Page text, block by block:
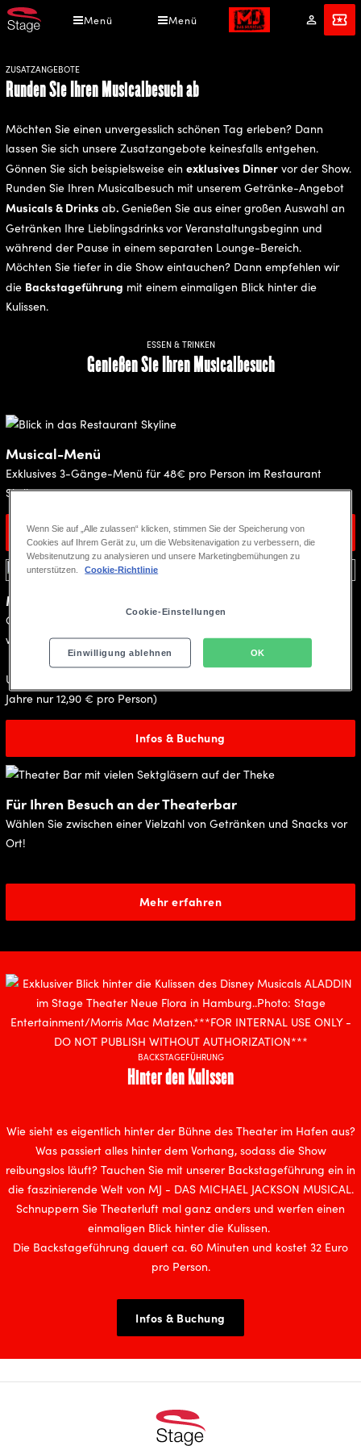
Direkt
zum
Menü Menü
Mein
Konto
Tickets
ZUSATZANGEBOTE
Runden Sie Ihren Musicalbesuch ab
Möchten Sie einen unvergesslich schönen Tag erleben? Dann
lassen Sie sich unsere Zusatzangebote keinesfalls entgehen.
Gönnen Sie sich beispielsweise ein exklusives Dinner vor der Show.
Runden Sie Ihren Musicalbesuch mit unserem Getränke-Angebot
Musicals & Drinks ab. Genießen Sie aus einer großen Auswahl an
Getränken Ihre Lieblingsdrinksvor Veranstaltungsbeginn und
während der Pause in einem separaten Lounge-Bereich.
Möchten Sie tiefer in die Show eintauchen? Dann empfehlen wir
die Backstageführung mit einem einmaligen Blick hinter die
Kulissen.
ESSEN & TRINKEN
Genießen Sie Ihren Musicalbesuch
Musical-Menü
Exklusives 3-Gänge-Menü für 48€ pro Person im Restaurant
Skyline
Mehr erfahren
Musical & Drinks
Getränke-Flatrate mit individuellen Service vor der Show und
während der Pause im exklusiven Gästebereich!
Unser Getränkepaket für
Jahre nur 12,90 € pro Person)
Infos & Buchung
Für Ihren Besuch an der Theaterbar
Wählen Sie zwischen einer Vielzahl von Getränken und Snacks vor
Ort!
Mehr erfahren
BACKSTAGEFÜHRUNG
Hinter den Kulissen
Wie sieht es eigentlich hinter der Bühne des Theater im Hafen aus?
Was passiert alles hinter dem Vorhang, sodass die Show
reibungslos läuft? Tauchen Sie mit unserer Backstageführung ein in
die faszinierende Welt von MJ - DAS MICHAEL JACKSON MUSICAL.
Schnuppern Sie Theaterluft mal ganz anders und werfen einen
einmaligen Blick hinter die Kulissen.
Die Backstageführung dauert ca. 60 Minuten und kostet 32 Euro
pro Person.
Infos & Buchung
Wenn Sie auf „Alle zulassen“ klicken, stimmen Sie der Speicherung von
Cookies auf Ihrem Gerät zu, um die Websitenavigation zu verbessern, die
Websitenutzung zu analysieren und unsere Marketingbemühungen zu
unterstützen.
Cookie-Richtlinie
Cookie-Einstellungen
Einwilligung ablehnen OK